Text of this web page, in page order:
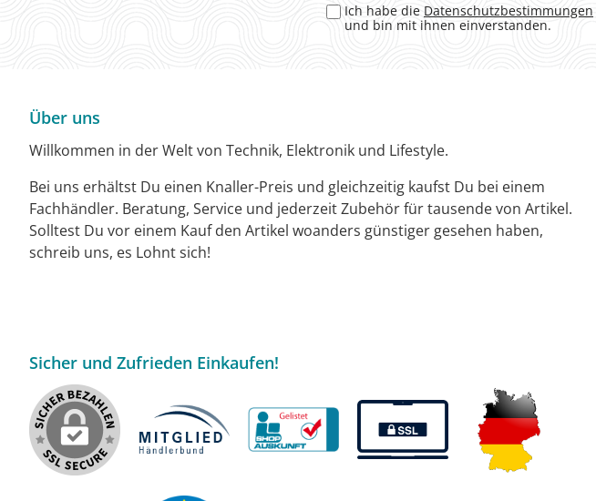
Ich habe die Datenschutzbestimmungen
und bin mit ihnen einverstanden.
Über uns
Willkommen in der Welt von Technik, Elektronik und Lifestyle.
Bei uns erhältst Du einen Knaller-Preis und gleichzeitig kaufst Du bei einem
Fachhändler. Beratung, Service und jederzeit Zubehör für tausende von Artikel.
Solltest Du vor einem Kauf den Artikel woanders günstiger gesehen haben,
schreib uns, es Lohnt sich!
Sicher und Zufrieden Einkaufen!